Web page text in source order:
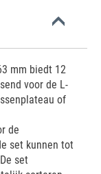
mm biedt 12
voor de L-
of
de
set kunnen tot
set